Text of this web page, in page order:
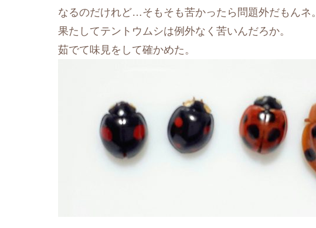
なるのだけれど…そもそも苦かったら問題外だもんネ。
果たしてテントウムシは例外なく苦いんだろか。
茹でて味見をして確かめた。